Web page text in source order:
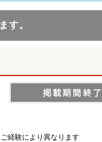
す。
経験により異なります